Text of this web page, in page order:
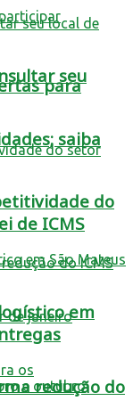
para
saiba
redução do
seu
do
de ICMS
em